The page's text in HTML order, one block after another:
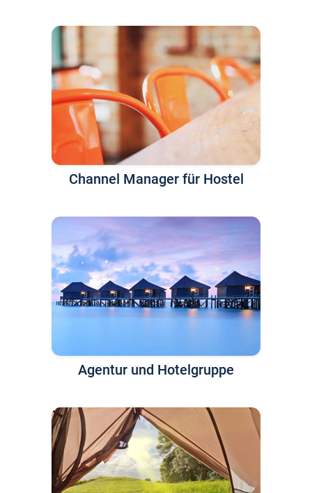
Channel Manager für Hostel
Agentur und Hotelgruppe